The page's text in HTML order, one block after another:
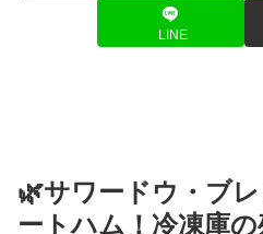
LINE
🌿サワードウ・ブ
ートハム！冷凍庫